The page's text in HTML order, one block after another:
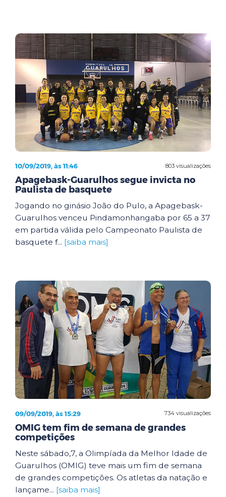
803 visualizações
10/09/2019, às 11:46
Apagebask-Guarulhos segue invicta no
Paulista de basquete
Jogando no ginásio João do Pulo, a Apagebask-
Guarulhos venceu Pindamonhangaba por 65 a 37
em partida válida pelo Campeonato Paulista de
basquete f... [saiba mais]
734 visualizações
09/09/2019, às 15:29
OMIG tem fim de semana de grandes
competições
Neste sábado,7, a Olimpíada da Melhor Idade de
Guarulhos (OMIG) teve mais um fim de semana
de grandes competições. Os atletas da natação e
lançame... [saiba mais]